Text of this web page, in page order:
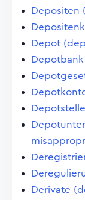
Depositen
Depot
Derivate